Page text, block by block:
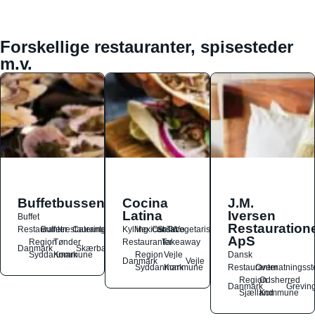
Forskellige restauranter, spisesteder
m.v.
Buffetbussen
Buffet
Restauranter
Buffetrestauranter
Catering
Danmark
Region
Syddanmark
Tønder
Kommune
Skærbæk
Cocina
Latina
Kylling
Mexicansk
OstSalat
TacoVegetarisk
RestauranterTakeaway
Danmark
Region
Syddanmark
Vejle
Kommune
Vejle
J.M.
Iversen
ApS
Dansk
Restauranter
Danmark
Region
Sjælland
Odsherred
Kommune